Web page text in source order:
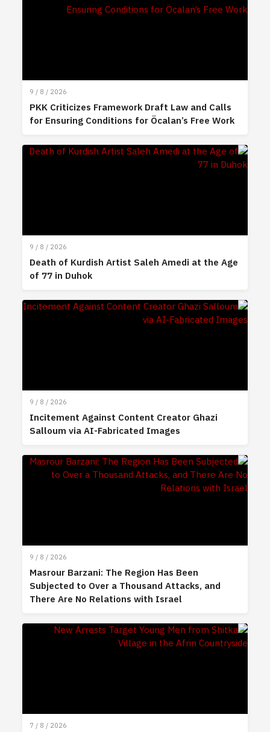
9 / 8 / 2026
PKK Criticizes Framework Draft Law and Calls
for Ensuring Conditions for Öcalan’s Free Work
9 / 8 / 2026
Death of Kurdish Artist Saleh Amedi at the Age
of 77 in Duhok
9 / 8 / 2026
Incitement Against Content Creator Ghazi
Salloum via AI-Fabricated Images
9 / 8 / 2026
Masrour Barzani: The Region Has Been
Subjected to Over a Thousand Attacks, and
There Are No Relations with Israel
7 / 8 / 2026